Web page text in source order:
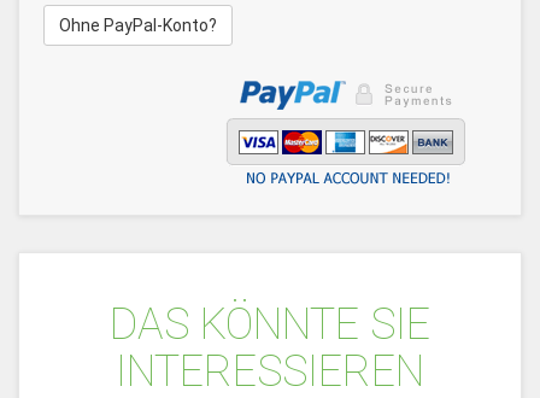
Ohne PayPal-Konto?
DAS KÖNNTE SIE
INTERESSIEREN